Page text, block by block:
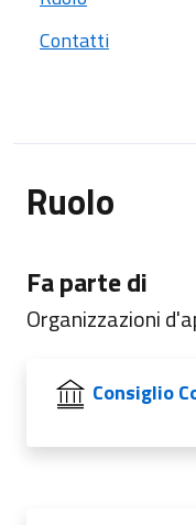
Contatti
Ruolo
Fa parte di
Organizzazioni
Consiglio